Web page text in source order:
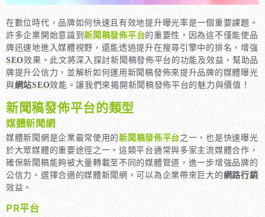
在數位時代，品牌如何快速且有效地提升曝光率是一個重要課題。
許多企業開始意識到新聞稿發佈平台的重要性，因為這不僅能使品
牌迅速地進入媒體視野，還能透過提升在搜尋引擎中的排名，增強
SEO效果。此文將深入探討新聞稿發佈平台的功能及效益，幫助品
牌提升公信力，並解析如何運用新聞稿發佈來提升品牌的媒體曝光
與網站SEO效能。讓我們來揭開新聞稿發佈平台的魅力與價值！
新聞稿發佈平台的類型
媒體新聞網
媒體新聞網是企業最常使用的新聞稿發佈平台之一，也是快速曝光
於大眾媒體的重要途徑之一。這類平台通常與多家主流媒體合作，
確保新聞稿能夠被大量轉載至不同的媒體管道，進一步增強品牌的
公信力。選擇合適的媒體新聞網，可以為企業帶來巨大的網路行銷
效益。
PR平台